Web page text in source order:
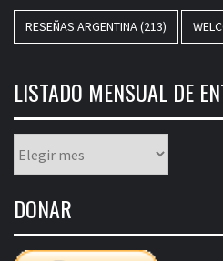
RESEÑAS ARGENTINA(213)
LISTADO MENSUAL DE
mensual
entradas
DONAR